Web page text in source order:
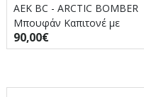
AEK BC - ARCTIC BOMBER
Μπουφάν Καπιτονέ με
κουκούλα
90,00€